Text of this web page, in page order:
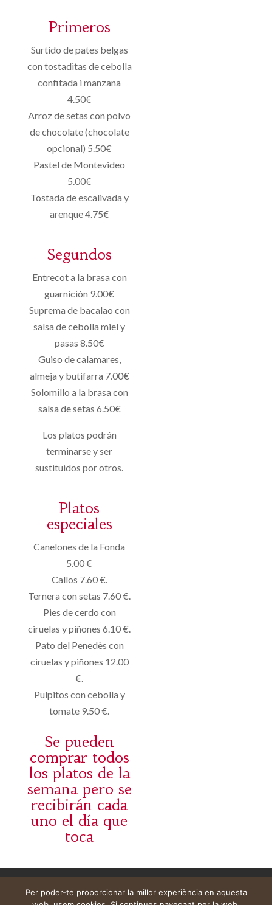
Primeros
Surtido de pates belgas
con tostaditas de cebolla
confitada i manzana
4.50€
Arroz de setas con polvo
de chocolate (chocolate
opcional) 5.50€
Pastel de Montevideo
5.00€
Tostada de escalivada y
arenque 4.75€
Segundos
Entrecot a la brasa con
guarnición 9.00€
Suprema de bacalao con
salsa de cebolla miel y
pasas 8.50€
Guiso de calamares,
almeja y butifarra 7.00€
Solomillo a la brasa con
salsa de setas 6.50€
Los platos podrán
terminarse y ser
sustituidos por otros.
Platos
especiales
Canelones de la Fonda
5.00 €
Callos 7.60 €.
Ternera con setas 7.60 €.
Pies de cerdo con
ciruelas y piñones 6.10 €.
Pato del Penedès con
ciruelas y piñones 12.00
€.
Pulpitos con cebolla y
tomate 9.50 €.
Se pueden
comprar todos
los platos de la
semana pero se
recibirán cada
uno el día que
toca
Per poder-te proporcionar la millor experiència en aquesta